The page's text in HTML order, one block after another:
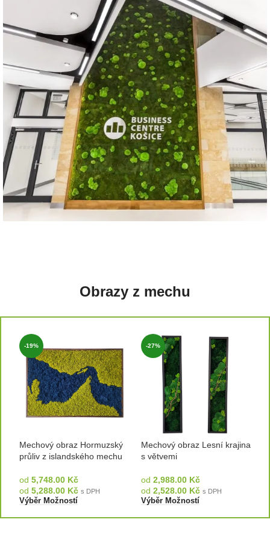
Obrazy z mechu
-19%
Mechový obraz Hormuzský
průliv z islandského mechu
od 5,748.00 Kč
od 5,288.00 Kč s DPH
Výběr Možností
-27%
Mechový obraz Lesní krajina
s větvemi
od 2,988.00 Kč
od 2,528.00 Kč s DPH
Výběr Možností